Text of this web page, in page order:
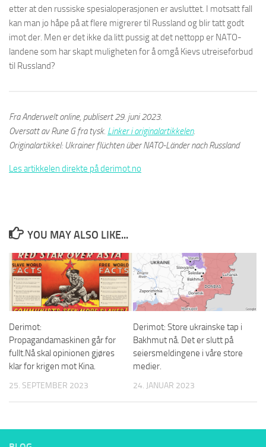
etter at den russiske spesialoperasjonen er avsluttet. I motsatt fall
kan man jo håpe på at flere migrerer til Russland og blir tatt godt
imot der. Men er det ikke da litt pussig at det nettopp er NATO-
landene som har skapt muligheten for å omgå Kievs utreiseforbud
til Russland?
Fra Anderwelt online, publisert 29. juni 2023.
Oversatt av Rune G fra tysk. Linker i originalartikkelen.
Originalartikkel: Ukrainer flüchten über NATO-Länder nach Russland
Les artikkelen direkte på derimot.no
YOU MAY ALSO LIKE...
Derimot:
Propagandamaskinen går for
fullt.Nå skal opinionen gjøres
klar for krigen mot Kina.
25. SEPTEMBER 2023
Derimot: Store ukrainske tap i
Bakhmut nå. Det er slutt på
seiersmeldingene i våre store
medier.
24. JANUAR 2023